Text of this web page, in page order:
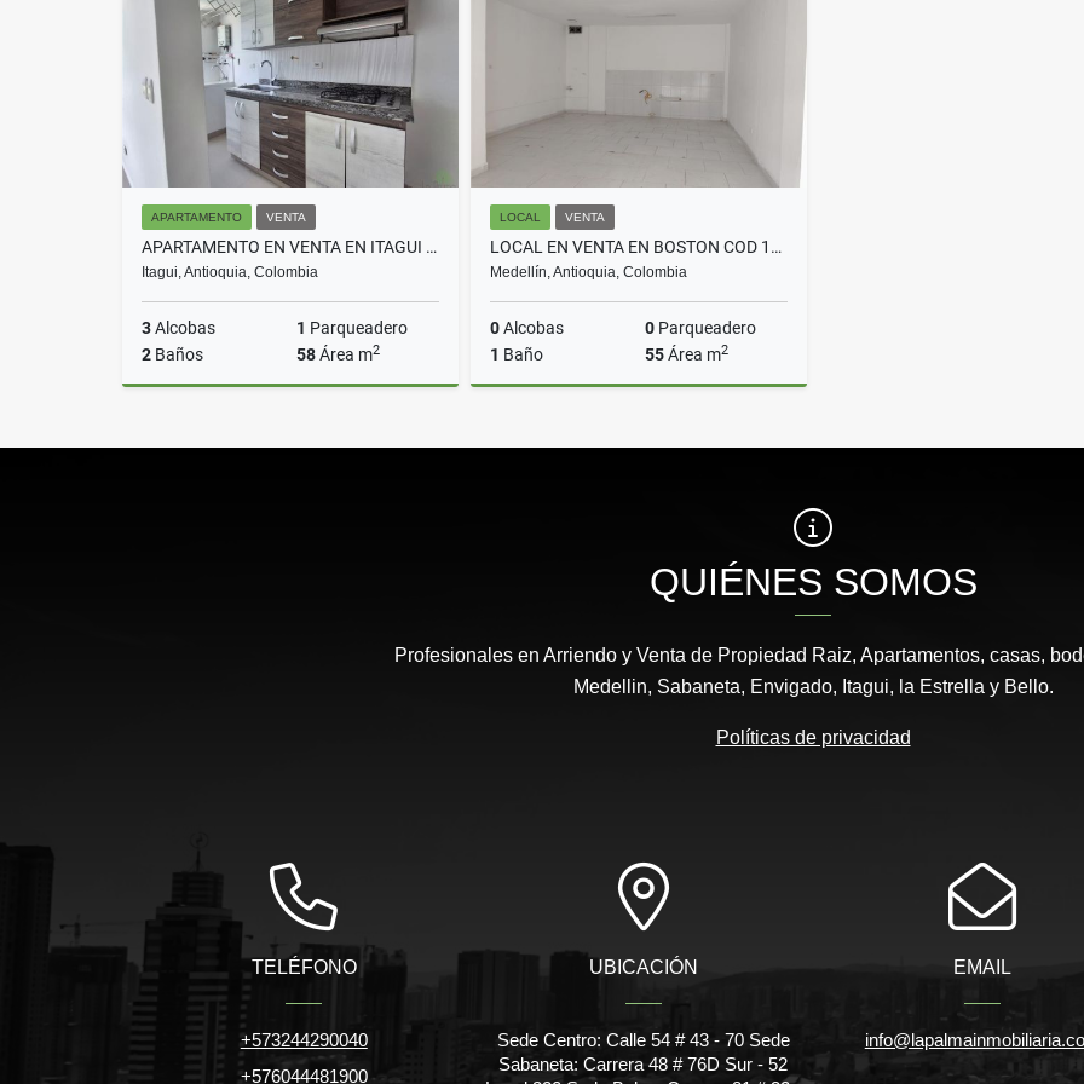
$4.000.000
APARTAMENTO VENTA
APARTAMENTO EN VENTA EN ITAGUI COD 10669
Itagui, Antioquia, Colombia
3Alcobas 1 Parqueadero
2 Baños 58Área m2
$300.000.000
LOCAL VENTA
LOCAL EN VENTA EN BOSTON COD 10301
Medellín, Antioquia, Colombia
0Alcobas 0 Parqueadero
1 Baño 55Área m2
$286.000.000
QUIÉNES SOMOS
Profesionales en Arriendo y Venta de Propiedad Raiz, Apartamentos, casas,
Medellin, Sabaneta, Envigado, Itagui, la Estrella y Bello.
Políticas de privacidad
TELÉFONO
+573244290040
+576044481900
UBICACIÓN
Sede Centro: Calle 54 # 43 - 70 Sede
Sabaneta: Carrera 48 # 76D Sur - 52
EMAIL